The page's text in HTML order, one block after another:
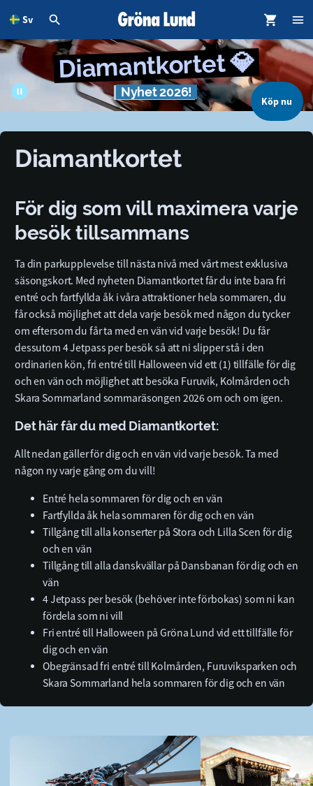
Sv
Diamantkortet 💎
Nyhet 2026!
Köp nu
Diamantkortet
För dig som vill maximera varje
besök tillsammans
Ta din parkupplevelse till nästa nivå med vårt mest exklusiva
säsongskort. Med nyheten Diamantkortet får du inte bara fri
entré och fartfyllda åk i våra attraktioner hela sommaren, du
får också möjlighet att dela varje besök med någon du tycker
om eftersom du får ta med en vän vid varje besök! Du får
dessutom 4 Jetpass per besök så att ni slipper stå i den
ordinarien kön, fri entré till Halloween vid ett (1) tillfälle för dig
och en vän och möjlighet att besöka Furuvik, Kolmården och
Skara Sommarland sommaräsongen 2026 om och om igen.
Det här får du med Diamantkortet:
Allt nedan gäller för dig och en vän vid varje besök. Ta med
någon ny varje gång om du vill!
Entré hela sommaren för dig och en vän
Fartfyllda åk hela sommaren för dig och en vän
Tillgång till alla konserter på Stora och Lilla Scen för dig
och en vän
Tillgång till alla danskvällar på Dansbanan för dig och en
vän
4 Jetpass per besök (behöver inte förbokas) som ni kan
fördela som ni vill
Fri entré till Halloween på Gröna Lund vid ett tillfälle för
dig och en vän
Obegränsad fri entré till Kolmården, Furuviksparken och
Skara Sommarland hela sommaren för dig och en vän